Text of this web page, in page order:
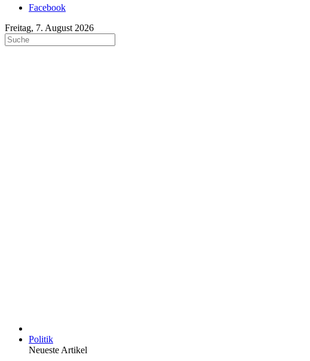
Facebook
Freitag, 7. August 2026
Politik
Neueste Artikel